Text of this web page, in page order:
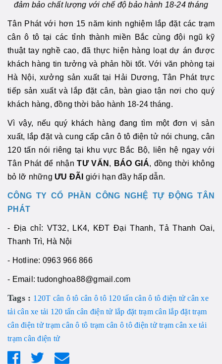
đảm bảo chất lượng với chế độ bảo hành 18-24 tháng
Tân Phát với hơn 15 năm kinh nghiệm lắp đặt các trạm
cân ô tô tại các tỉnh thành miền Bắc cùng đội ngũ kỹ
thuật tay nghề cao, đã thực hiện hàng loạt dự án được
khách hàng tin tưởng và phản hồi tốt. Với văn phòng tại
Hà Nội, xưởng sản xuất tại Hải Dương, Tân Phát trực
tiếp sản xuất và lắp đặt cân, bàn giao tận nơi cho quý
khách hàng, đồng thời bảo hành 18-24 tháng.
Vì vậy, nếu quý khách hàng đang tìm một đơn vị sản
xuất, lắp đặt và cung cấp cân ô tô điện tử nói chung, cân
120 tấn nói riêng tại khu vực Bắc Bộ, liên hệ ngay với
Tân Phát để nhậnTƯ VẤN , BÁO GIÁ, đồng thời không
bỏ lỡ những ƯU ĐÃI giới hạn đầy hấp dẫn.
CÔNG TY CỔ PHẦN CÔNG NGHỆ TỰ ĐỘNG TÂN
PHÁT
- Địa chỉ: VT32, LK4, KĐT Đại Thanh, Tả Thanh Oai,
Thanh Trì, Hà Nội
- Hotline: 0963 966 866
- Email: tudonghoa88@gmail.com
Tags : 120T cân ô tô cân ô tô 120 tấn cân ô tô điện tử cân xe
tải cân xe tải 120 tấn cân điện tử lắp đặt trạm cân lắp đặt trạm
cân điện tử trạm cân ô tô trạm cân ô tô điện tử trạm cân xe tải
trạm cân điện tử